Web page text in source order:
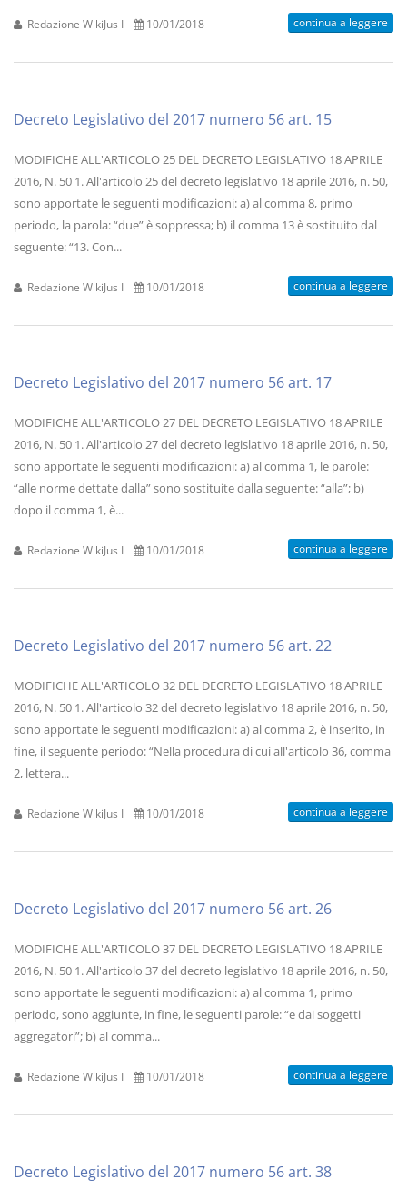
Redazione WikiJus I 10/01/2018 continua a leggere
Decreto Legislativo del 2017 numero 56 art. 15
MODIFICHE ALL'ARTICOLO 25 DEL DECRETO LEGISLATIVO 18 APRILE
2016, N. 50 1. All'articolo 25 del decreto legislativo 18 aprile 2016, n. 50,
sono apportate le seguenti modificazioni: a) al comma 8, primo
periodo, la parola: “due” è soppressa; b) il comma 13 è sostituito dal
seguente: “13. Con...
Redazione WikiJus I 10/01/2018 continua a leggere
Decreto Legislativo del 2017 numero 56 art. 17
MODIFICHE ALL'ARTICOLO 27 DEL DECRETO LEGISLATIVO 18 APRILE
2016, N. 50 1. All'articolo 27 del decreto legislativo 18 aprile 2016, n. 50,
sono apportate le seguenti modificazioni: a) al comma 1, le parole:
“alle norme dettate dalla” sono sostituite dalla seguente: “alla”; b)
dopo il comma 1, è...
Redazione WikiJus I 10/01/2018 continua a leggere
Decreto Legislativo del 2017 numero 56 art. 22
MODIFICHE ALL'ARTICOLO 32 DEL DECRETO LEGISLATIVO 18 APRILE
2016, N. 50 1. All'articolo 32 del decreto legislativo 18 aprile 2016, n. 50,
sono apportate le seguenti modificazioni: a) al comma 2, è inserito, in
fine, il seguente periodo: “Nella procedura di cui all'articolo 36, comma
2, lettera...
Redazione WikiJus I 10/01/2018 continua a leggere
Decreto Legislativo del 2017 numero 56 art. 26
MODIFICHE ALL'ARTICOLO 37 DEL DECRETO LEGISLATIVO 18 APRILE
2016, N. 50 1. All'articolo 37 del decreto legislativo 18 aprile 2016, n. 50,
sono apportate le seguenti modificazioni: a) al comma 1, primo
periodo, sono aggiunte, in fine, le seguenti parole: “e dai soggetti
aggregatori”; b) al comma...
Redazione WikiJus I 10/01/2018 continua a leggere
Decreto Legislativo del 2017 numero 56 art. 38